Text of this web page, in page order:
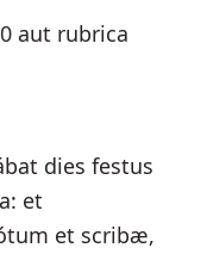
aut rubrica
dies festus
et
et scribæ,